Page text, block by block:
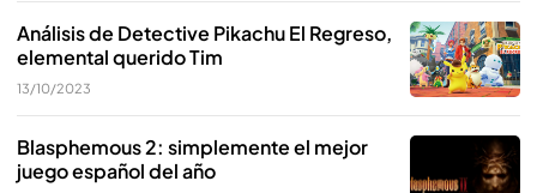
Análisis de Detective Pikachu El Regreso,
elemental querido Tim
13/10/2023
Blasphemous 2: simplemente el mejor
juego español del año